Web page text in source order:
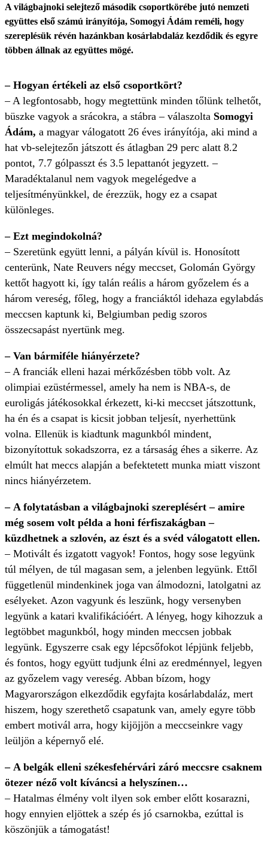
A világbajnoki selejtező második csoportkörébe jutó nemzeti
együttes első számú irányítója, Somogyi Ádám reméli, hogy
szereplésük révén hazánkban kosárlabdaláz kezdődik és egyre
többen állnak az együttes mögé.
– Hogyan értékeli az első csoportkört?
– A legfontosabb, hogy megtettünk minden tőlünk telhetőt,
büszke vagyok a srácokra, a stábra – válaszolta Somogyi
Ádám, a magyar válogatott 26 éves irányítója, aki mind a
hat vb-selejtezőn játszott és átlagban 29 perc alatt 8.2
pontot, 7.7 gólpasszt és 3.5 lepattanót jegyzett. –
Maradéktalanul nem vagyok megelégedve a
teljesítményünkkel, de érezzük, hogy ez a csapat
különleges.
– Ezt megindokolná?
– Szeretünk együtt lenni, a pályán kívül is. Honosított
centerünk, Nate Reuvers négy meccset, Golomán György
kettőt hagyott ki, így talán reális a három győzelem és a
három vereség, főleg, hogy a franciáktól idehaza egylabdás
meccsen kaptunk ki, Belgiumban pedig szoros
összecsapást nyertünk meg.
– Van bármiféle hiányérzete?
– A franciák elleni hazai mérkőzésben több volt. Az
olimpiai ezüstérmessel, amely ha nem is NBA-s, de
euroligás játékosokkal érkezett, ki-ki meccset játszottunk,
ha én és a csapat is kicsit jobban teljesít, nyerhettünk
volna. Ellenük is kiadtunk magunkból mindent,
bizonyítottuk sokadszorra, ez a társaság éhes a sikerre. Az
elmúlt hat meccs alapján a befektetett munka miatt viszont
nincs hiányérzetem.
– A folytatásban a világbajnoki szereplésért – amire
még sosem volt példa a honi férfiszakágban –
küzdhetnek a szlovén, az észt és a svéd válogatott ellen.
– Motivált és izgatott vagyok! Fontos, hogy sose legyünk
túl mélyen, de túl magasan sem, a jelenben legyünk. Ettől
függetlenül mindenkinek joga van álmodozni, latolgatni az
esélyeket. Azon vagyunk és leszünk, hogy versenyben
legyünk a katari kvalifikációért. A lényeg, hogy kihozzuk a
legtöbbet magunkból, hogy minden meccsen jobbak
legyünk. Egyszerre csak egy lépcsőfokot lépjünk feljebb,
és fontos, hogy együtt tudjunk élni az eredménnyel, legyen
az győzelem vagy vereség. Abban bízom, hogy
Magyarországon elkezdődik egyfajta kosárlabdaláz, mert
hiszem, hogy szerethető csapatunk van, amely egyre több
embert motivál arra, hogy kijöjjön a meccseinkre vagy
leüljön a képernyő elé.
– A belgák elleni székesfehérvári záró meccsre csaknem
ötezer néző volt kíváncsi a helyszínen…
– Hatalmas élmény volt ilyen sok ember előtt kosarazni,
hogy ennyien eljöttek a szép és jó csarnokba, ezúttal is
köszönjük a támogatást!